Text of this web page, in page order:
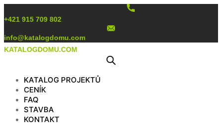
obsah
+421 915 709 802
info@katalogdomu.com
KATALOGDOMU.COM
KATALOG PROJEKTŮ
CENÍK
FAQ
STAVBA
KONTAKT